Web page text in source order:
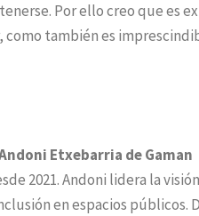
Por ello creo que es
también es
Etxebarria de Gaman
2021. Andoni lidera la
en espacios públicos.